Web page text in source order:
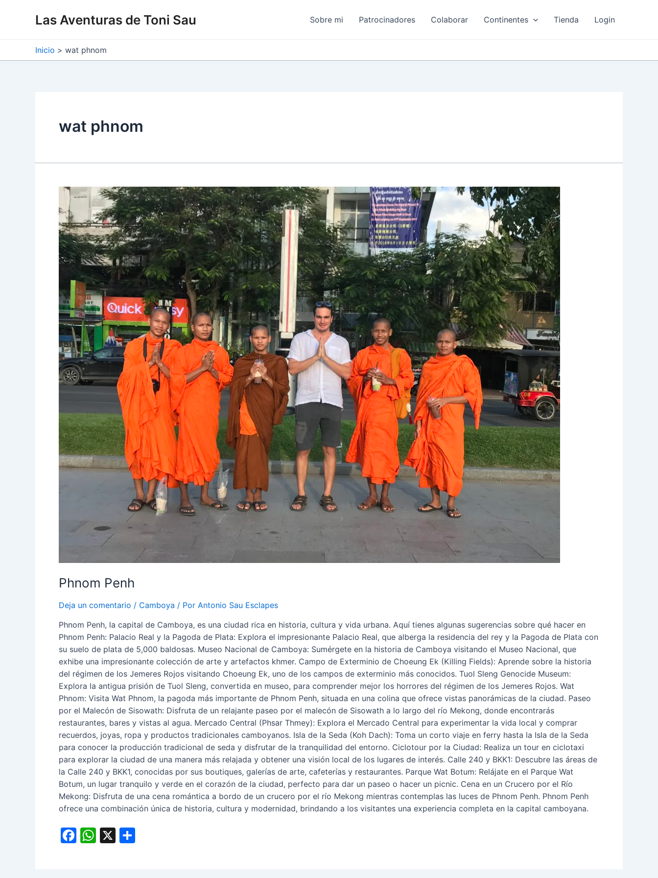
Las Aventuras de Toni Sau Sobre mi Patrocinadores Colaborar Continentes Tienda Login
Inicio wat phnom
wat phnom
Phnom Penh
Deja un comentario / Camboya / Por Antonio Sau Esclapes
Phnom Penh, la capital de Camboya, es una ciudad rica en historia, cultura y vida urbana. Aquí tienes algunas sugerencias sobre qué hacer en
Phnom Penh: Palacio Real y la Pagoda de Plata: Explora el impresionante Palacio Real, que alberga la residencia del rey y la Pagoda de Plata con
su suelo de plata de 5,000 baldosas. Museo Nacional de Camboya: Sumérgete en la historia de Camboya visitando el Museo Nacional, que
exhibe una impresionante colección de arte y artefactos khmer. Campo de Exterminio de Choeung Ek (Killing Fields): Aprende sobre la historia
del régimen de los Jemeres Rojos visitando Choeung Ek, uno de los campos de exterminio más conocidos. Tuol Sleng Genocide Museum:
Explora la antigua prisión de Tuol Sleng, convertida en museo, para comprender mejor los horrores del régimen de los Jemeres Rojos. Wat
Phnom: Visita Wat Phnom, la pagoda más importante de Phnom Penh, situada en una colina que ofrece vistas panorámicas de la ciudad. Paseo
por el Malecón de Sisowath: Disfruta de un relajante paseo por el malecón de Sisowath a lo largo del río Mekong, donde encontrarás
restaurantes, bares y vistas al agua. Mercado Central (Phsar Thmey): Explora el Mercado Central para experimentar la vida local y comprar
recuerdos, joyas, ropa y productos tradicionales camboyanos. Isla de la Seda (Koh Dach): Toma un corto viaje en ferry hasta la Isla de la Seda
para conocer la producción tradicional de seda y disfrutar de la tranquilidad del entorno. Ciclotour por la Ciudad: Realiza un tour en ciclotaxi
para explorar la ciudad de una manera más relajada y obtener una visión local de los lugares de interés. Calle 240 y BKK1: Descubre las áreas de
la Calle 240 y BKK1, conocidas por sus boutiques, galerías de arte, cafeterías y restaurantes. Parque Wat Botum: Relájate en el Parque Wat
Botum, un lugar tranquilo y verde en el corazón de la ciudad, perfecto para dar un paseo o hacer un picnic. Cena en un Crucero por el Río
Mekong: Disfruta de una cena romántica a bordo de un crucero por el río Mekong mientras contemplas las luces de Phnom Penh. Phnom Penh
ofrece una combinación única de historia, cultura y modernidad, brindando a los visitantes una experiencia completa en la capital camboyana.
F
W X